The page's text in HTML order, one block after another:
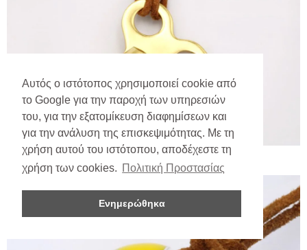
Αυτός ο ιστότοπος χρησιμοποιεί cookie από
το Google για την παροχή των υπηρεσιών
του, για την εξατομίκευση διαφημίσεων και
για την ανάλυση της επισκεψιμότητας. Με τη
χρήση αυτού του ιστότοπου, αποδέχεστε τη
χρήση των cookies. Πολιτική Προστασίας
Ενημερώθηκα